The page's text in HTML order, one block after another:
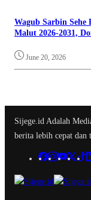
Wagub Sarbin
Malut 2026-2031,
June 20, 2026
Sijege.id Adalah
berita lebih cepat dan